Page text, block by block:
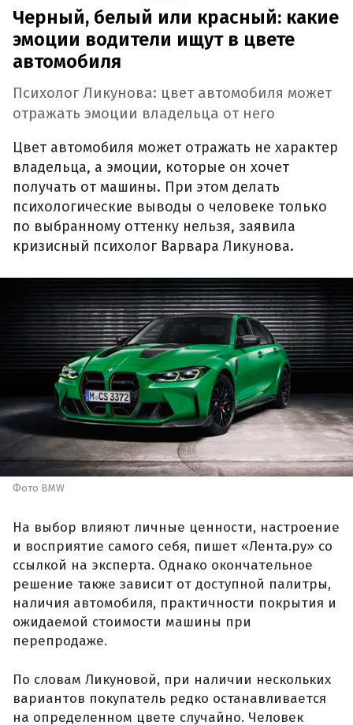
Черный, белый или красный: какие
эмоции водители ищут в цвете
автомобиля
Психолог Ликунова: цвет автомобиля может
отражать эмоции владельца от него
Цвет автомобиля может отражать не характер
владельца, а эмоции, которые он хочет
получать от машины. При этом делать
психологические выводы о человеке только
по выбранному оттенку нельзя, заявила
кризисный психолог Варвара Ликунова.
Фото BMW
На выбор влияют личные ценности, настроение
и восприятие самого себя, пишет «Лента.ру» со
ссылкой на эксперта. Однако окончательное
решение также зависит от доступной палитры,
наличия автомобиля, практичности покрытия и
ожидаемой стоимости машины при
перепродаже.
По словам Ликуновой, при наличии нескольких
вариантов покупатель редко останавливается
на определенном цвете случайно. Человек